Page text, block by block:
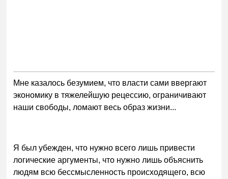
Мне казалось безумием, что власти сами ввергают
экономику в тяжелейшую рецессию, ограничивают
наши свободы, ломают весь образ жизни...
Я был убежден, что нужно всего лишь привести
логические аргументы, что нужно лишь объяснить
людям всю бессмысленность происходящего, всю